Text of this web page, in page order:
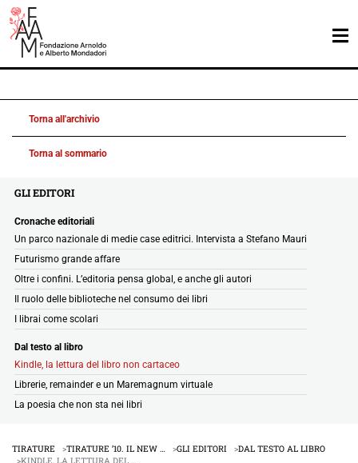
Torna all'archivio
Torna al sommario
GLI EDITORI
Cronache editoriali
Un parco nazionale di medie case editrici. Intervista a Stefano Mauri
Futurismo grande affare
Oltre i confini. L’editoria pensa global, e anche gli autori
Il ruolo delle biblioteche nel consumo dei libri
I librai come scolari
Dal testo al libro
Kindle, la lettura del libro non cartaceo
Librerie, remainder e un Maremagnum virtuale
La poesia che non sta nei libri
TIRATURE TIRATURE ’10. IL NEW … GLI EDITORI
DAL TESTO AL LIBRO
KINDLE, LA LETTURA DEL …